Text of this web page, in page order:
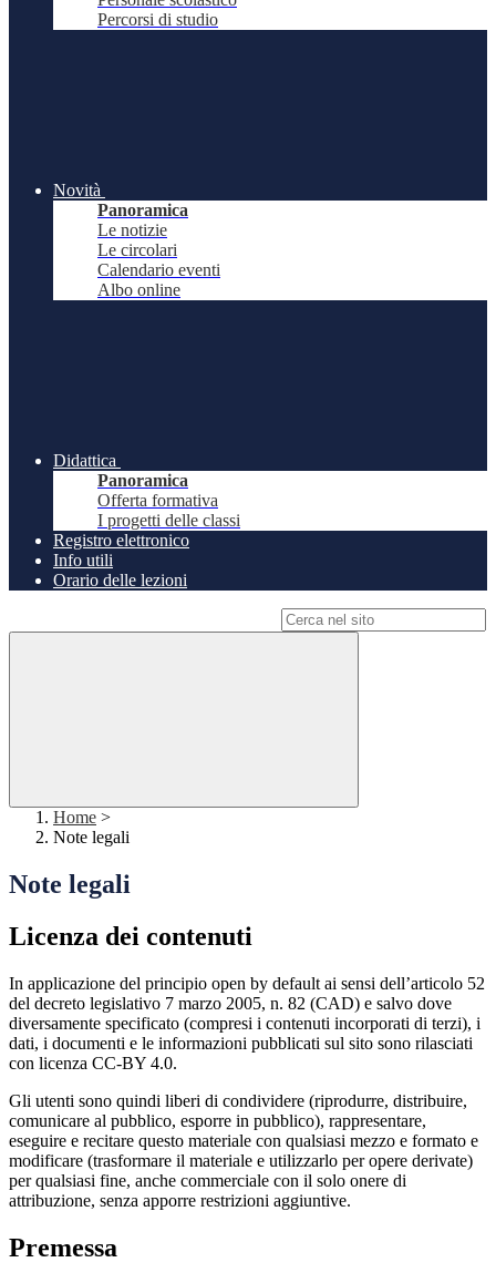
Percorsi di studio
Novità
Panoramica
Le notizie
Le circolari
Calendario eventi
Albo online
Didattica
Panoramica
Offerta formativa
I progetti delle classi
Registro elettronico
Info utili
Orario delle lezioni
Home >
Note legali
Note legali
Licenza dei contenuti
In applicazione del principio open by default ai sensi dell’articolo 52
del decreto legislativo 7 marzo 2005, n. 82 (CAD) e salvo dove
diversamente specificato (compresi i contenuti incorporati di terzi), i
dati, i documenti e le informazioni pubblicati sul sito sono rilasciati
con licenza CC-BY 4.0.
Gli utenti sono quindi liberi di condividere (riprodurre, distribuire,
comunicare al pubblico, esporre in pubblico), rappresentare,
eseguire e recitare questo materiale con qualsiasi mezzo e formato e
modificare (trasformare il materiale e utilizzarlo per opere derivate)
per qualsiasi fine, anche commerciale con il solo onere di
attribuzione, senza apporre restrizioni aggiuntive.
Premessa